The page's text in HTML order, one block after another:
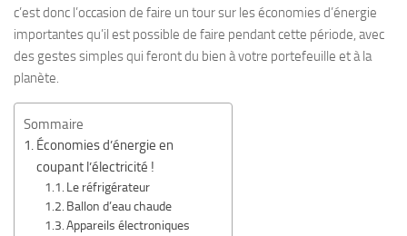
c’est donc l’occasion de faire un tour sur les économies d’énergie
importantes qu’il est possible de faire pendant cette période, avec
des gestes simples qui feront du bien à votre portefeuille et à la
planète.
Sommaire
Économies d’énergie en
coupant l’électricité !
Le réfrigérateur
Ballon d’eau chaude
Appareils électroniques